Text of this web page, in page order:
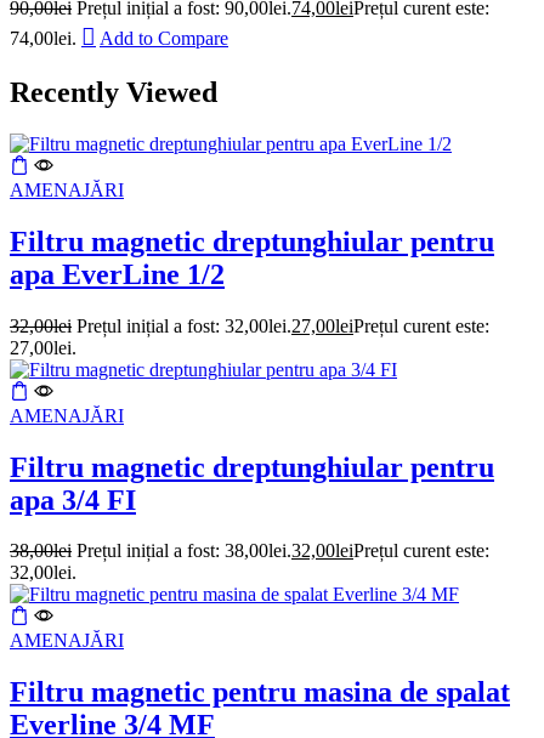
90,00lei Prețul inițial a fost: 90,00lei.74,00leiPrețul curent este:
74,00lei.
Add to Compare
Recently Viewed
AMENAJĂRI
Filtru magnetic dreptunghiular pentru
apa EverLine 1/2
32,00lei Prețul inițial a fost: 32,00lei.27,00leiPrețul curent este:
27,00lei.
AMENAJĂRI
Filtru magnetic dreptunghiular pentru
apa 3/4 FI
38,00lei Prețul inițial a fost: 38,00lei.32,00leiPrețul curent este:
32,00lei.
AMENAJĂRI
Filtru magnetic pentru masina de spalat
Everline 3/4 MF